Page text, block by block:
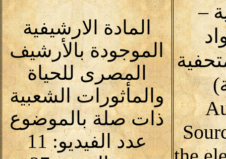
–
المادة الارشيفية
الموجودة بالأرشيف
المصرى للحياة
والمأثورات الشعبية
ذات صلة بالموضوع
عدد الفيديو: 11